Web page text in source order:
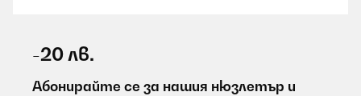
-20 лв.
Абонирайте се за нашия нюзлетър и